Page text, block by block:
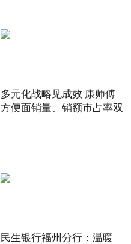
多元化战略见成效 康师傅
方便面销量、销额市占率双
民生银行福州分行：温暖